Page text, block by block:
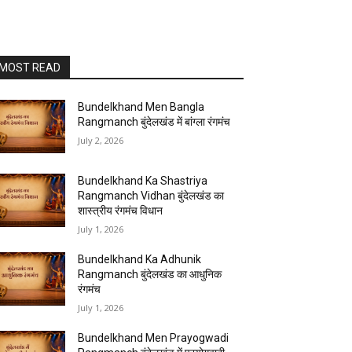
READ
Bundelkhand Men Bangla
Rangmanch बुंदेलखंड में बांग्ला रंगमंच
July 2, 2026
Bundelkhand Ka Shastriya
Rangmanch Vidhan बुंदेलखंड का
शास्त्रीय रंगमंच विधान
July 1, 2026
Bundelkhand Ka Adhunik
Rangmanch बुंदेलखंड का आधुनिक
रंगमंच
July 1, 2026
Bundelkhand Men Prayogwadi